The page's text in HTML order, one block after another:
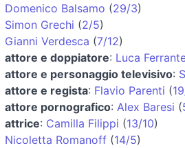
Domenico Balsamo (29/3)
Simon Grechi (2/5)
Gianni Verdesca (7/12)
attore e doppiatore: Luca
attore e personaggio televisivo:
attore e regista: Flavio Parenti (
attore pornografico: Alex Baresi (
attrice: Camilla Filippi (13/10)
Nicoletta Romanoff (14/5)